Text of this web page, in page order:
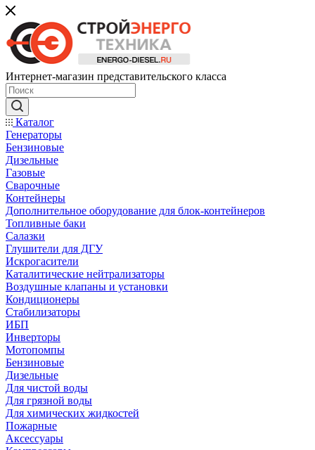
Интернет-магазин представительского класса
Каталог
Генераторы
Бензиновые
Дизельные
Газовые
Сварочные
Контейнеры
Дополнительное оборудование для блок-контейнеров
Топливные баки
Салазки
Глушители для ДГУ
Искрогасители
Каталитические нейтрализаторы
Воздушные клапаны и установки
Кондиционеры
Стабилизаторы
ИБП
Инверторы
Мотопомпы
Бензиновые
Дизельные
Для чистой воды
Для грязной воды
Для химических жидкостей
Пожарные
Аксессуары